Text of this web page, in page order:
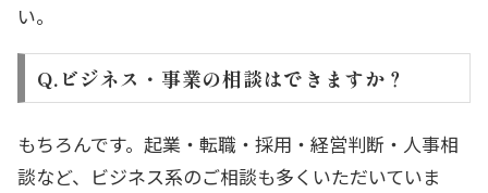
い。
Q.ビジネス・事業の相談はできますか？
もちろんです。起業・転職・採用・経営判断・人事相
談など、ビジネス系のご相談も多くいただいていま